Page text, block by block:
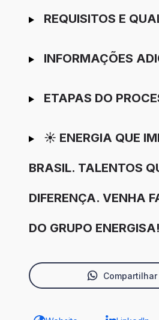
REQUISITOS E
INFORMAÇÕES
ETAPAS DO
☀️ ENERGIA QUE
BRASIL. TALENTOS
DIFERENÇA. VENHA
DO GRUPO